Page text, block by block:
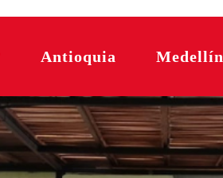
Antioquia Medellín